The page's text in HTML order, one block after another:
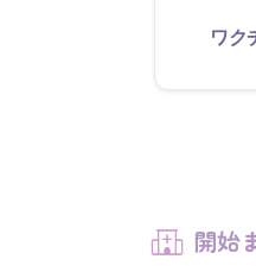
ワク
開始